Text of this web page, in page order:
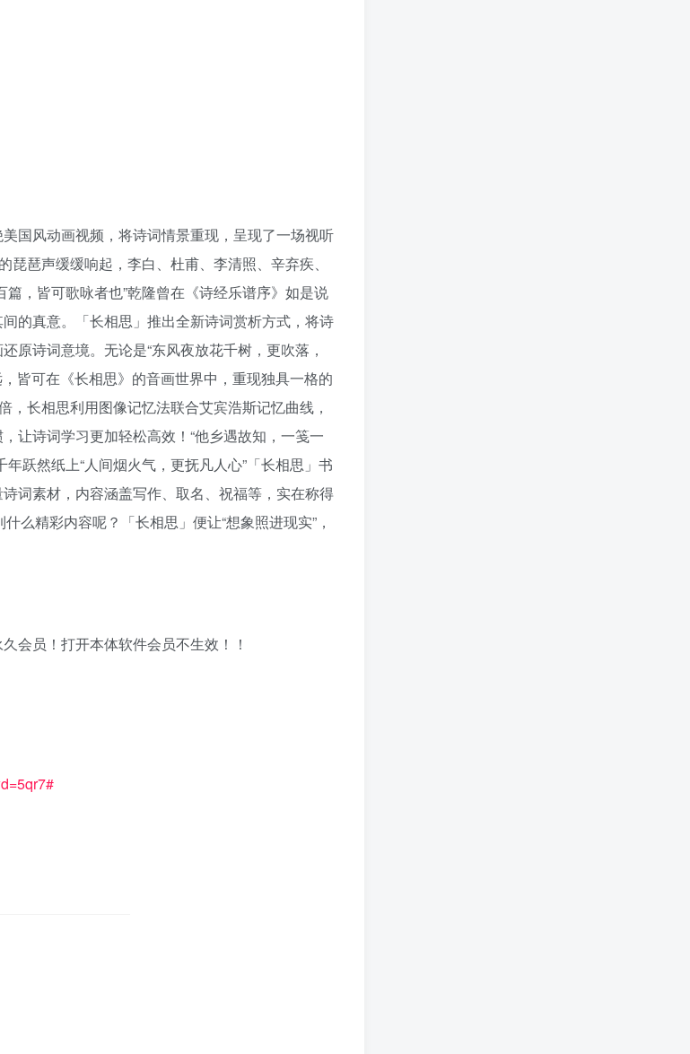
国风动画视频，将诗词情景重现，呈现了一场视听
琶声缓缓响起，李白、杜甫、李清照、辛弃疾、
，皆可歌咏者也”乾隆曾在《诗经乐谱序》如是说
的真意。「长相思」推出全新诗词赏析方式，将诗
原诗词意境。无论是“东风夜放花千树，更吹落，
皆可在《长相思》的音画世界中，重现独具一格的
，长相思利用图像记忆法联合艾宾浩斯记忆曲线，
让诗词学习更加轻松高效！“他乡遇故知，一笺一
跃然纸上“人间烟火气，更抚凡人心”「长相思」书
词素材，内容涵盖写作、取名、祝福等，实在称得
么精彩内容呢？「长相思」便让“想象照进现实”，
会员！打开本体软件会员不生效！！